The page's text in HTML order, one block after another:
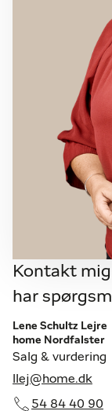
Kontakt
har
Lene Schultz Lejre
home Nordfalster
Salg & vurdering
llej@home.dk
54 84 40 90